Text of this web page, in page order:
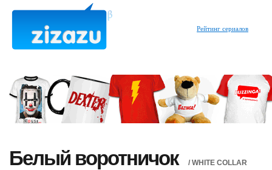
Рейтинг сериалов
Белый воротничок / WHITE COLLAR